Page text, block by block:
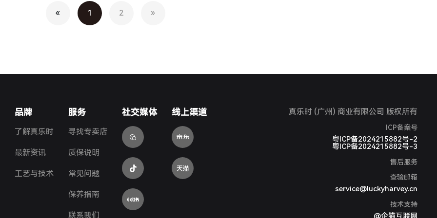
« 1 2 »
品牌
了解真乐时
最新资讯
工艺与技术
服务
寻找专卖店
质保说明
常见问题
保养指南
联系我们
社交媒体 线上渠道 真乐时 (广州) 商业有限公司 版权所有
ICP备案号
粤ICP备2024215882号-2
粤ICP备2024215882号-3
售后服务
查验邮箱
service@luckyharvey.cn
技术支持
@企猫互联网